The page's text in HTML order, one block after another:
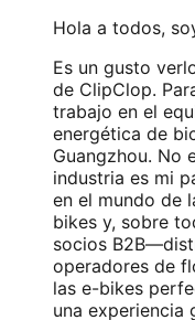
Hola a todos,
Es un gusto
de ClipClop.
trabajo en el
energética de
Guangzhou. No
industria es mi
en el mundo de
bikes y, sobre
socios
operadores de
las e-bikes
una